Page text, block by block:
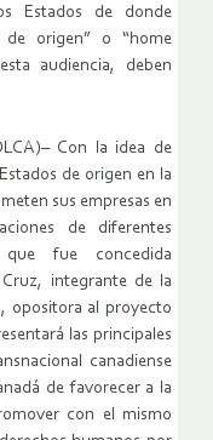
Estados de donde
de origen” o “home
audiencia, deben
Con la idea de
de origen en la
sus empresas en
de diferentes
que fue concedida
integrante de la
opositora al proyecto
las principales
canadiense
de favorecer a la
con el mismo